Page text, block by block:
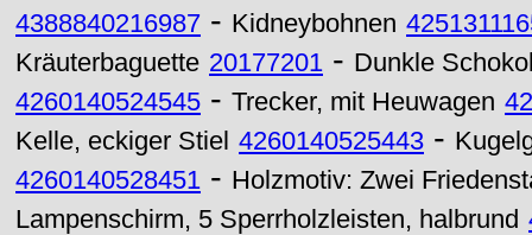
4388840216987 - Kidneybohnen
Kräuterbaguette 20177201 - Dunkle
4260140524545 - Trecker, mit Heuwagen
Kelle, eckiger Stiel 4260140525443 -
4260140528451 - Holzmotiv: Zwei
Lampenschirm, 5 Sperrholzleisten, halbrund